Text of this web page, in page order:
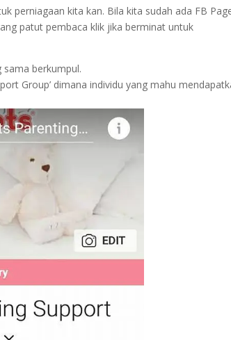
perniagaan kita kan. Bila kita sudah ada FB
patut pembaca klik jika berminat untuk
berkumpul.
Group’ dimana individu yang mahu